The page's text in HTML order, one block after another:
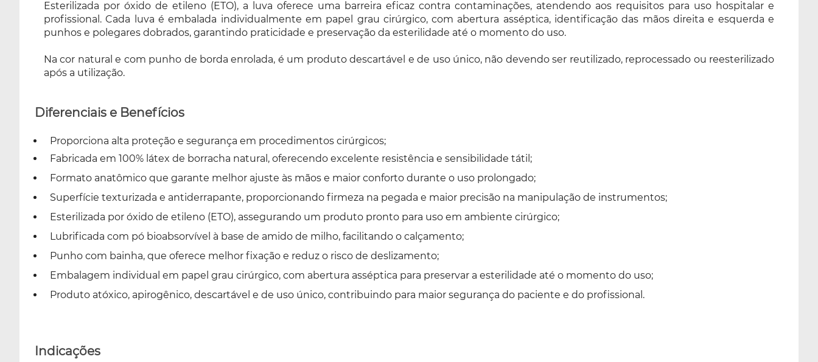
punho de borda enrolada, é um produto
descartável e de uso único, não devendo ser
reutilizado, reprocessado ou reesterilizado
após a utilização.
Esterilizada por óxido de etileno (ETO), a luva oferece uma barreira eficaz contra contaminações, atendendo aos requisitos para uso hospitalar e
profissional. Cada luva é embalada individualmente em papel grau cirúrgico, com abertura asséptica, identificação das mãos direita e esquerda e
punhos e polegares dobrados, garantindo praticidade e preservação da esterilidade até o momento do uso.
Na cor natural e com punho de borda enrolada, é um produto descartável e de uso único, não devendo ser reutilizado, reprocessado ou reesterilizado
após a utilização.
Diferenciais e Benefícios
Proporciona alta proteção e segurança em procedimentos cirúrgicos;
Fabricada em 100% látex de borracha natural, oferecendo excelente resistência e sensibilidade tátil;
Formato anatômico que garante melhor ajuste às mãos e maior conforto durante o uso prolongado;
Superfície texturizada e antiderrapante, proporcionando firmeza na pegada e maior precisão na manipulação de instrumentos;
Esterilizada por óxido de etileno (ETO), assegurando um produto pronto para uso em ambiente cirúrgico;
Lubrificada com pó bioabsorvível à base de amido de milho, facilitando o calçamento;
Punho com bainha, que oferece melhor fixação e reduz o risco de deslizamento;
Embalagem individual em papel grau cirúrgico, com abertura asséptica para preservar a esterilidade até o momento do uso;
Produto atóxico, apirogênico, descartável e de uso único, contribuindo para maior segurança do paciente e do profissional.
Indicações